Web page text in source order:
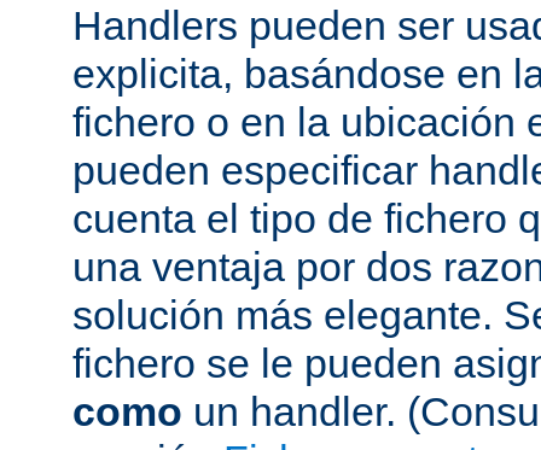
Handlers pueden ser
explicita, basándose en
fichero o en la ubicación
pueden especificar
cuenta el tipo de fichero
una ventaja por dos
solución más elegante.
fichero se le pueden
como un handler.